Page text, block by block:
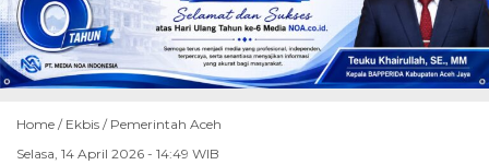
Home / Ekbis / Pemerintah Aceh
Selasa, 14 April 2026 - 14:49 WIB